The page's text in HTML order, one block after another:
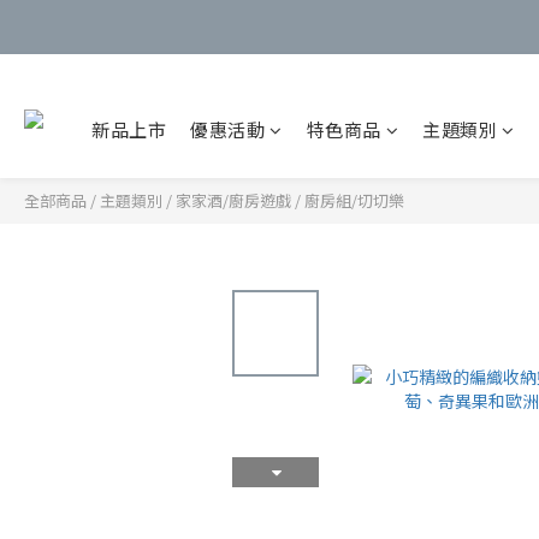
新品上市 優惠活動 特色商品 主題類別
全部商品 / 主題類別 / 家家酒/廚房遊戲 / 廚房組/切切樂